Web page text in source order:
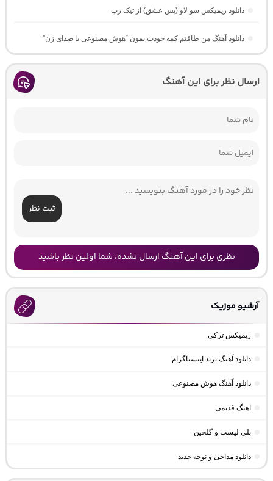
دانلود ریمیکس سو لاو (پس عشق) از تیک رپ
دانلود آهنگ من طاقتم کمه خودت بمون “هوش مصنوعی با صدای زن”
ارسال نظر برای این آهنگ
ثبت نظر
نظری برای این آهنگ ارسال نشده، شما اولین نظر باشید
آرشیو موزیک
ریمیکس ترکی
دانلود آهنگ ترند اینستاگرام
دانلود آهنگ هوش مصنوعی
اهنگ قدیمی
پلی لیست و گلچین
دانلود مداحی و نوحه جدید